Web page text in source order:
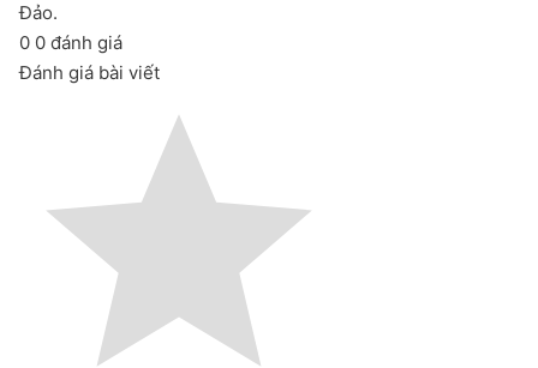
Đảo.
0 0 đánh giá
Đánh giá bài viết